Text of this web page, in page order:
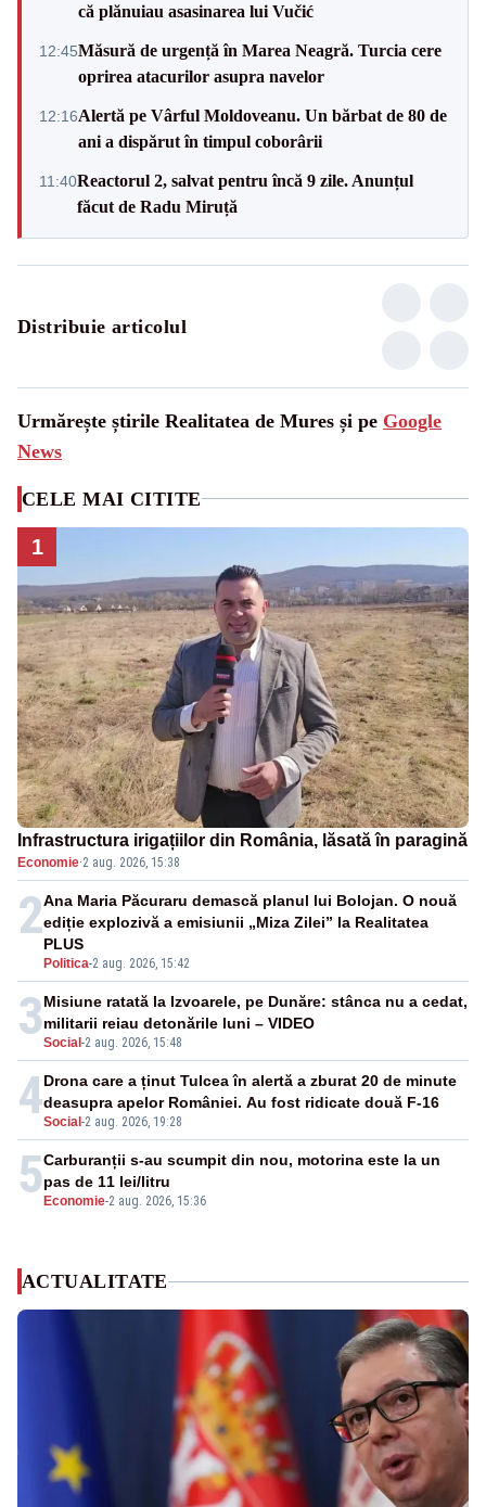
că plănuiau asasinarea lui Vučić
12:45Măsură de urgență în Marea Neagră. Turcia cere
oprirea atacurilor asupra navelor
12:16Alertă pe Vârful Moldoveanu. Un bărbat de 80 de
ani a dispărut în timpul coborârii
11:40Reactorul 2, salvat pentru încă 9 zile. Anunțul
făcut de Radu Miruță
Distribuie articolul
Urmărește știrile Realitatea de Mures și pe Google
News
CELE MAI CITITE
1
Infrastructura irigațiilor din România, lăsată în paragină
Economie·2 aug. 2026, 15:38
2
Politica-2 aug. 2026, 15:42
Ana Maria Păcuraru demască planul lui Bolojan. O nouă
ediție explozivă a emisiunii „Miza Zilei” la Realitatea
PLUS
3Social -2 aug. 2026, 15:48
Misiune ratată la Izvoarele, pe Dunăre: stânca nu a cedat,
militarii reiau detonările luni – VIDEO
4Social -2 aug. 2026, 19:28
Drona care a ținut Tulcea în alertă a zburat 20 de minute
deasupra apelor României. Au fost ridicate două F-16
5 Economie-2 aug. 2026, 15:36
Carburanții s-au scumpit din nou, motorina este la un
pas de 11 lei/litru
ACTUALITATE